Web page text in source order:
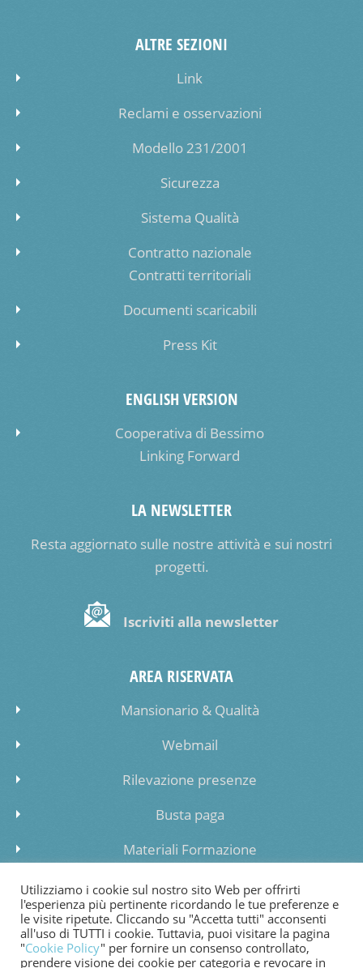
ALTRE SEZIONI
Link
Reclami e osservazioni
Modello 231/2001
Sicurezza
Sistema Qualità
Contratto nazionale
Contratti territoriali
Documenti scaricabili
Press Kit
ENGLISH VERSION
Cooperativa di Bessimo
Linking Forward
LA NEWSLETTER
Resta aggiornato sulle nostre attività e sui nostri
progetti.
Iscriviti alla newsletter
AREA RISERVATA
Mansionario & Qualità
Webmail
Rilevazione presenze
Busta paga
Materiali Formazione
Inserimento dati lista di attesa
Utilizziamo i cookie sul nostro sito Web per offrirti
l'esperienza più pertinente ricordando le tue preferenze e
le visite ripetute. Cliccando su "Accetta tutti" acconsenti
all'uso di TUTTI i cookie. Tuttavia, puoi visitare la pagina
"Cookie Policy" per fornire un consenso controllato,
prendere visione dei cookie per categoria e revocare in